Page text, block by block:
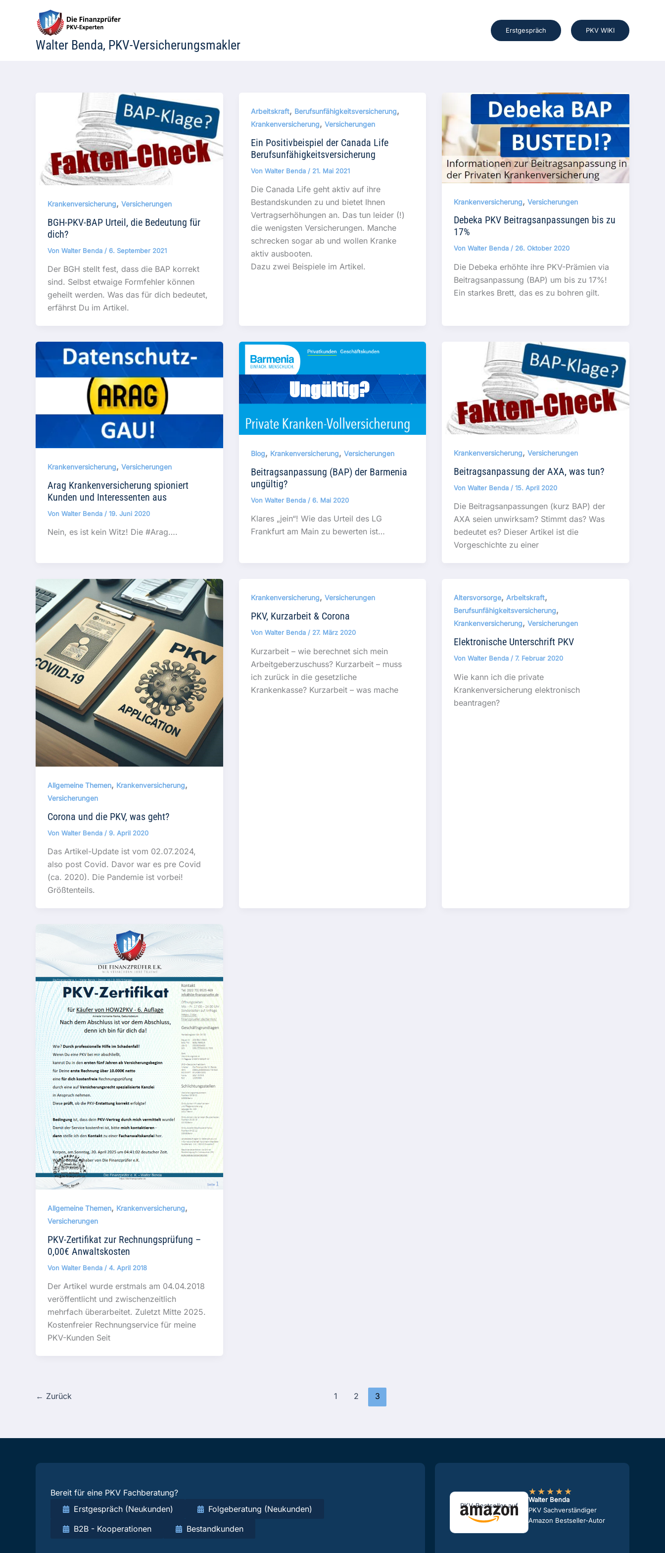
Walter Benda, PKV-Versicherungsmakler
Erstgespräch PKV WIKI
Krankenversicherung, Versicherungen
BGH-PKV-BAP Urteil, die Bedeutung für
dich?
Von Walter Benda / 6. September 2021
Der BGH stellt fest, dass die BAP korrekt
sind. Selbst etwaige Formfehler können
geheilt werden. Was das für dich bedeutet,
erfährst Du im Artikel.
Arbeitskraft, Berufsunfähigkeitsversicherung,
Krankenversicherung, Versicherungen
Ein Positivbeispiel der Canada Life
Berufsunfähigkeitsversicherung
Von Walter Benda / 21. Mai 2021
Die Canada Life geht aktiv auf ihre
Bestandskunden zu und bietet Ihnen
Vertragserhöhungen an. Das tun leider (!)
die wenigsten Versicherungen. Manche
schrecken sogar ab und wollen Kranke
aktiv ausbooten.
Dazu zwei Beispiele im Artikel.
Krankenversicherung,Versicherungen
Debeka PKV Beitragsanpassungen bis zu
17%
VonWalter Benda/ 26. Oktober 2020
Die Debeka erhöhte ihre PKV-Prämien via
Beitragsanpassung (BAP) um bis zu 17%!
Ein starkes Brett, das es zu bohren gilt.
Krankenversicherung, Versicherungen
Arag Krankenversicherung spioniert
Kunden und Interessenten aus
Von Walter Benda / 19. Juni 2020
Nein, es ist kein Witz! Die #Arag….
Blog, Krankenversicherung, Versicherungen
Beitragsanpassung (BAP) der Barmenia
ungültig?
Von Walter Benda / 6. Mai 2020
Klares „jein“! Wie das Urteil des LG
Frankfurt am Main zu bewerten ist…
Krankenversicherung,Versicherungen
Beitragsanpassung der AXA, was tun?
VonWalter Benda /15. April 2020
Die Beitragsanpassungen (kurz BAP) der
AXA seien unwirksam? Stimmt das? Was
bedeutet es? Dieser Artikel ist die
Vorgeschichte zu einer
Allgemeine Themen, Krankenversicherung,
Versicherungen
Corona und die PKV, was geht?
Von Walter Benda / 9. April 2020
Das Artikel-Update ist vom 02.07.2024,
also post Covid. Davor war es pre Covid
(ca. 2020). Die Pandemie ist vorbei!
Größtenteils.
Krankenversicherung, Versicherungen
PKV, Kurzarbeit & Corona
Von Walter Benda / 27. März 2020
Kurzarbeit – wie berechnet sich mein
Arbeitgeberzuschuss? Kurzarbeit – muss
ich zurück in die gesetzliche
Krankenkasse? Kurzarbeit – was mache
Altersvorsorge,Arbeitskraft,
Berufsunfähigkeitsversicherung,
Krankenversicherung,Versicherungen
Elektronische Unterschrift PKV
VonWalter Benda/7. Februar 2020
Wie kann ich die private
Krankenversicherung elektronisch
beantragen?
Allgemeine Themen, Krankenversicherung,
Versicherungen
PKV-Zertifikat zur Rechnungsprüfung –
0,00€ Anwaltskosten
Von Walter Benda / 4. April 2018
Der Artikel wurde erstmals am 04.04.2018
veröffentlicht und zwischenzeitlich
mehrfach überarbeitet. Zuletzt Mitte 2025.
Kostenfreier Rechnungservice für meine
PKV-Kunden Seit
← Zurück 1 2 3
Bereit für eine PKV Fachberatung?
Erstgespräch (Neukunden)
Folgeberatung (Neukunden)
B2B - Kooperationen
Bestandkunden
PKV-Bestseller auf
★★★★★
Walter Benda
PKV Sachverständiger
Amazon Bestseller-Autor